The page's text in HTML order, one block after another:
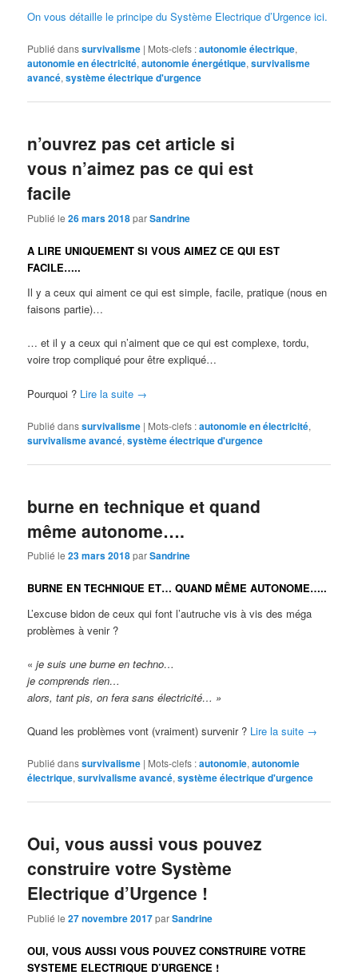
On vous détaille le principe du Système Electrique d’Urgence ici.
Publié danssurvivalisme | Mots-clefs :autonomie électrique,
autonomie en électricité,autonomie énergétique,survivalisme
avancé,système électrique d'urgence
n’ouvrez pas cet article si
vous n’aimez pas ce qui est
facile
Publié le26 mars 2018parSandrine
A LIRE UNIQUEMENT SI VOUS AIMEZ CE QUI EST
FACILE…..
Il y a ceux qui aiment ce qui est simple, facile, pratique (nous en
faisons partie)…
… et il y a ceux qui n’aiment que ce qui est complexe, tordu,
voire trop compliqué pour être expliqué…
Pourquoi ? Lire la suite →
Publié danssurvivalisme | Mots-clefs :autonomie en électricité,
survivalisme avancé,système électrique d'urgence
burne en technique et quand
même autonome….
Publié le23 mars 2018parSandrine
BURNE EN TECHNIQUE ET… QUAND MÊME AUTONOME…..
L’excuse bidon de ceux qui font l’autruche vis à vis des méga
problèmes à venir ?
«je suis une burne en techno…
je comprends rien…
alors, tant pis, on fera sans électricité… »
Quand les problèmes vont (vraiment) survenir ? Lire la suite →
Publié danssurvivalisme | Mots-clefs :autonomie,autonomie
électrique,survivalisme avancé,système électrique d'urgence
Oui, vous aussi vous pouvez
construire votre Système
Electrique d’Urgence !
Publié le27 novembre 2017parSandrine
OUI, VOUS AUSSI VOUS POUVEZ CONSTRUIRE VOTRE
SYSTEME ELECTRIQUE D’URGENCE !